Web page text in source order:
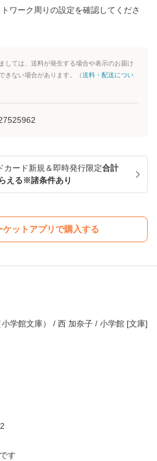
ワーク周りの設定を確認してくださ
しては、送料が発生する場合や表示のお届け
きない場合があります。（送料・配送につい
カード新規＆即時発行限定合計
える※諸条件あり
ケットアプリで購入する
学館文庫） / 西 加奈子 / 小学館 [文庫]
す